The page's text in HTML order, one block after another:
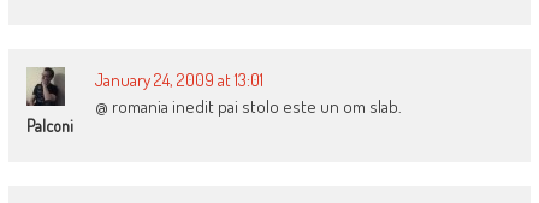
Palconi
January 24, 2009 at 13:01
@ romania inedit pai stolo este un om slab.